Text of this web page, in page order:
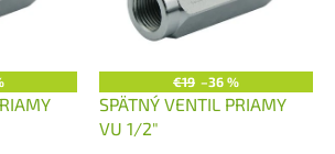
€19 –36 %
SPÄTNÝ VENTIL PRIAMY
VU 1/2"